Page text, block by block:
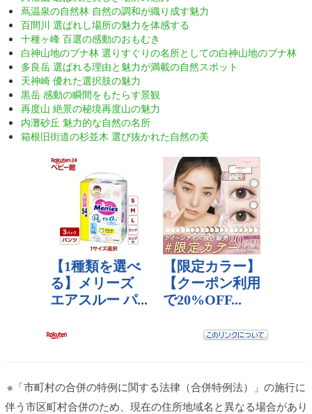
蔦温泉の自然林 自然の調和が織り成す魅力
百間川 選ばれし場所の魅力を体感する
十種ヶ峰 百選の感動のおもむき
白神山地のブナ林 選りすぐりの名所としての白神山地のブナ林
多良岳 選ばれる理由と魅力が満載の自然スポット
天神崎 優れた選択肢の魅力
黒岳 感動の瞬間をもたらす景観
再度山 絶景の秘境再度山の魅力
内灘砂丘 魅力的な自然の名所
箱根旧街道の杉並木 選び抜かれた自然の美
※「市町村の合併の特例に関する法律（合併特例法）」の施行に
伴う市区町村合併のため、現在の住所地域名と異なる場合があり